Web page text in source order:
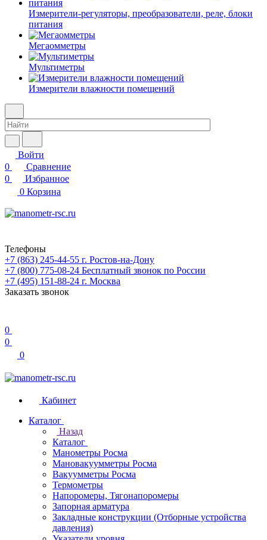
Измерители-регуляторы, преобразователи, реле, блоки
питания
Мегаомметры
Мультиметры
Измерители влажности помещений
Войти
0
Сравнение
0
Избранное
0 Корзина
Телефоны
+7 (863) 245-44-55 г. Ростов-на-Дону
+7 (800) 775-08-24 Бесплатный звонок по России
+7 (495) 151-88-24 г. Москва
Заказать звонок
0
0
0
Кабинет
Каталог
Назад
Каталог
Манометры Росма
Мановакуумметры Росма
Вакуумметры Росма
Термометры
Напоромеры, Тягонапоромеры
Запорная арматура
Закладные конструкции (Отборные устройства
давления)